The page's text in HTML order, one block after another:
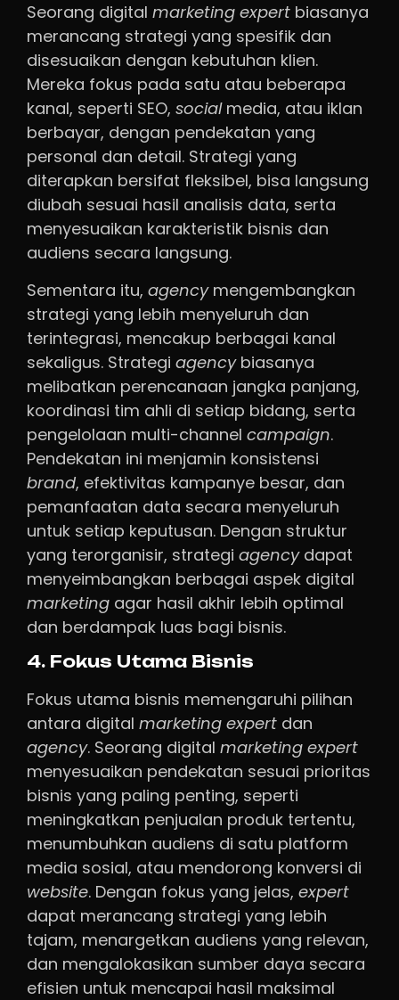
Seorang digital marketing expert biasanya
merancang strategi yang spesifik dan
disesuaikan dengan kebutuhan klien.
Mereka fokus pada satu atau beberapa
kanal, seperti SEO, socialmedia, atau iklan
berbayar, dengan pendekatan yang
personal dan detail. Strategi yang
diterapkan bersifat fleksibel, bisa langsung
diubah sesuai hasil analisis data, serta
menyesuaikan karakteristik bisnis dan
audiens secara langsung.
Sementara itu, agencymengembangkan
strategi yang lebih menyeluruh dan
terintegrasi, mencakup berbagai kanal
sekaligus. Strategi agencybiasanya
melibatkan perencanaan jangka panjang,
koordinasi tim ahli di setiap bidang, serta
pengelolaan multi-channel campaign.
Pendekatan ini menjamin konsistensi
brand, efektivitas kampanye besar, dan
pemanfaatan data secara menyeluruh
untuk setiap keputusan. Dengan struktur
yang terorganisir, strategi agencydapat
menyeimbangkan berbagai aspek digital
marketing agar hasil akhir lebih optimal
dan berdampak luas bagi bisnis.
4. Fokus Utama Bisnis
Fokus utama bisnis memengaruhi pilihan
antara digital marketing expert dan
agency. Seorang digital marketing expert
menyesuaikan pendekatan sesuai prioritas
bisnis yang paling penting, seperti
meningkatkan penjualan produk tertentu,
menumbuhkan audiens di satu platform
media sosial, atau mendorong konversi di
website. Dengan fokus yang jelas, expert
dapat merancang strategi yang lebih
tajam, menargetkan audiens yang relevan,
dan mengalokasikan sumber daya secara
efisien untuk mencapai hasil maksimal